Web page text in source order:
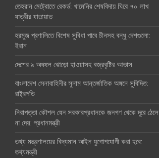
তেহরান মেট্রোতে রেকর্ড: খামেনির শেষবিদায় ঘিরে ৭০ লাখ
যাত্রীর যাতায়াত
হরমুজ প্রণালিতে বিশেষ সুবিধা পাবে চীনসহ বন্ধু দেশগুলো:
ইরান
দেশের ৯ অঞ্চলে ঝোড়ো হাওয়াসহ বজ্রবৃষ্টির আভাস
বাংলাদেশ সেনাবাহিনীর সুনাম আন্তর্জাতিক অঙ্গনে সুবিদিত:
রাষ্ট্রপতি
নিরাপত্তা কৌশল যেন সরকারপ্রধানকে জনগণ থেকে দূরে ঠেলে
না দেয়: প্রধানমন্ত্রী
তথ্য মন্ত্রণালয়ের বিদ্যমান আইন যুগোপযোগী করা হবে:
তথ্যমন্ত্রী